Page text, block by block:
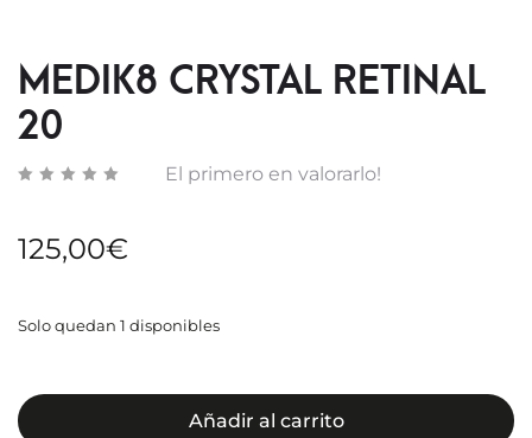
3
MEDIK8 CRYSTAL RETINAL
20
El primero en valorarlo!
125,00€
Solo quedan 1 disponibles
Añadir al carrito